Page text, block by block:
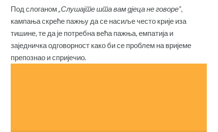
Под слоганом„Слушајте шта вам дјеца не говоре”,
кампања скреће пажњу да се насиље често крије иза
тишине, те да је потребна већа пажња, емпатија и
заједничка одговорност како би се проблем на вријеме
препознао и спријечио.